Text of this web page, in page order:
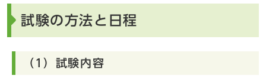
試験の方法と日程
（1）試験内容